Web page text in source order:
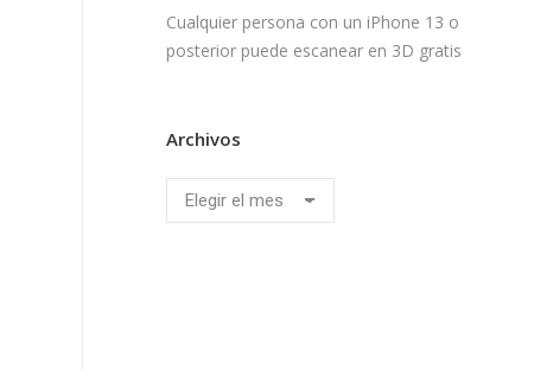
Cualquier persona con un iPhone 13 o
posterior puede escanear en 3D gratis
Archivos
Archivos